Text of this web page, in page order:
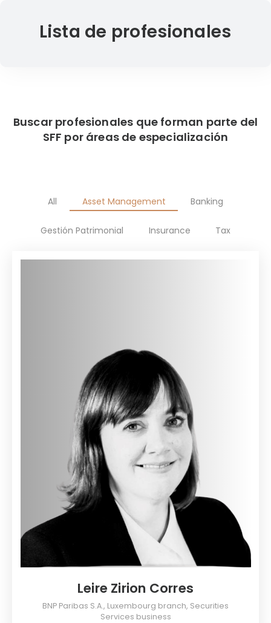
Lista de profesionales
Buscar profesionales que forman parte del
SFF por áreas de especialización
All Asset Management Banking
Gestión Patrimonial Insurance Tax
Leire Zirion Corres
BNP Paribas S.A., Luxembourg branch, Securities
Services business